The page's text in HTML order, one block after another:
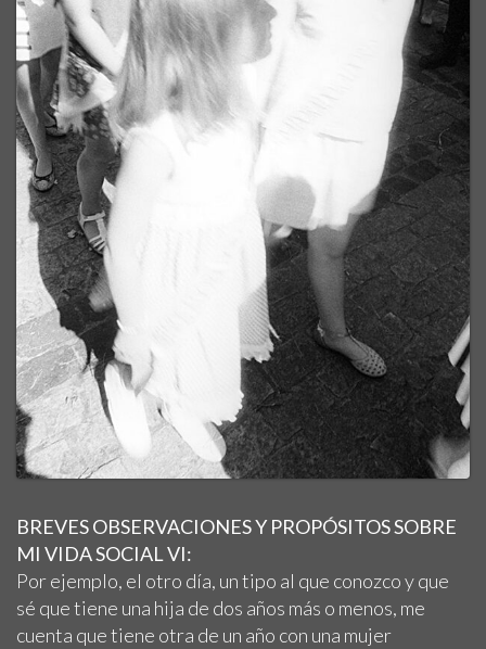
BREVES OBSERVACIONES Y PROPÓSITOS SOBRE
MI VIDA SOCIAL VI:
Por ejemplo, el otro día, un tipo al que conozco y que
sé que tiene una hija de dos años más o menos, me
cuenta que tiene otra de un año con una mujer